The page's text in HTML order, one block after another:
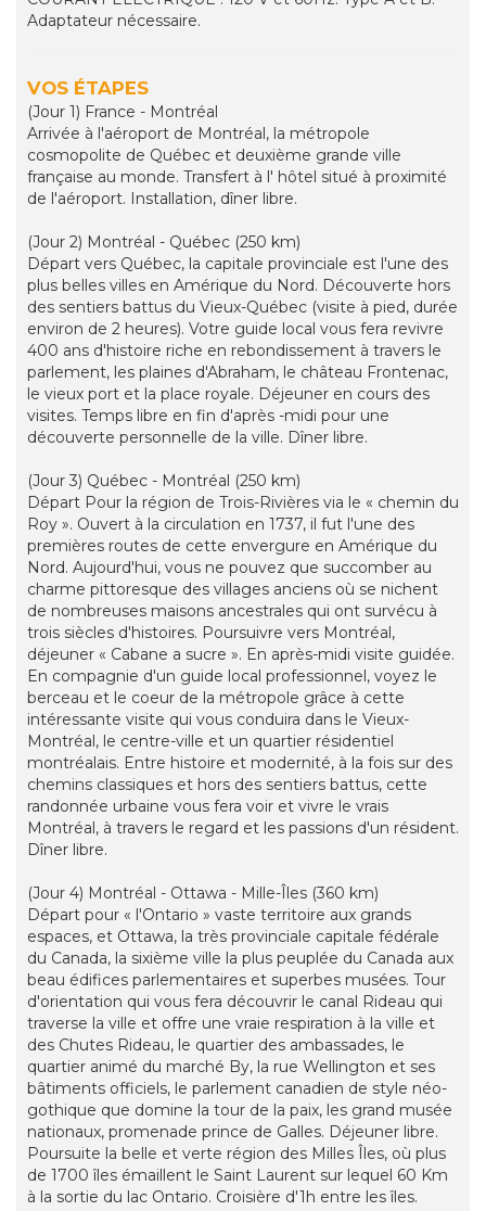
Adaptateur nécessaire.
VOS ÉTAPES
(Jour 1) France - Montréal
Arrivée à l'aéroport de Montréal, la métropole
cosmopolite de Québec et deuxième grande ville
française au monde. Transfert à l' hôtel situé à proximité
de l'aéroport. Installation, dîner libre.
(Jour 2) Montréal - Québec (250 km)
Départ vers Québec, la capitale provinciale est l'une des
plus belles villes en Amérique du Nord. Découverte hors
des sentiers battus du Vieux-Québec (visite à pied, durée
environ de 2 heures). Votre guide local vous fera revivre
400 ans d'histoire riche en rebondissement à travers le
parlement, les plaines d'Abraham, le château Frontenac,
le vieux port et la place royale. Déjeuner en cours des
visites. Temps libre en fin d'après -midi pour une
découverte personnelle de la ville. Dîner libre.
(Jour 3) Québec - Montréal (250 km)
Départ Pour la région de Trois-Rivières via le « chemin du
Roy ». Ouvert à la circulation en 1737, il fut l'une des
premières routes de cette envergure en Amérique du
Nord. Aujourd'hui, vous ne pouvez que succomber au
charme pittoresque des villages anciens où se nichent
de nombreuses maisons ancestrales qui ont survécu à
trois siècles d'histoires. Poursuivre vers Montréal,
déjeuner « Cabane a sucre ». En après-midi visite guidée.
En compagnie d'un guide local professionnel, voyez le
berceau et le coeur de la métropole grâce à cette
intéressante visite qui vous conduira dans le Vieux-
Montréal, le centre-ville et un quartier résidentiel
montréalais. Entre histoire et modernité, à la fois sur des
chemins classiques et hors des sentiers battus, cette
randonnée urbaine vous fera voir et vivre le vrais
Montréal, à travers le regard et les passions d'un résident.
Dîner libre.
(Jour 4) Montréal - Ottawa - Mille-Îles (360 km)
Départ pour « l'Ontario » vaste territoire aux grands
espaces, et Ottawa, la très provinciale capitale fédérale
du Canada, la sixième ville la plus peuplée du Canada aux
beau édifices parlementaires et superbes musées. Tour
d'orientation qui vous fera découvrir le canal Rideau qui
traverse la ville et offre une vraie respiration à la ville et
des Chutes Rideau, le quartier des ambassades, le
quartier animé du marché By, la rue Wellington et ses
bâtiments officiels, le parlement canadien de style néo-
gothique que domine la tour de la paix, les grand musée
nationaux, promenade prince de Galles. Déjeuner libre.
Poursuite la belle et verte région des Milles Îles, où plus
de 1700 îles émaillent le Saint Laurent sur lequel 60 Km
à la sortie du lac Ontario. Croisière d'1h entre les îles.